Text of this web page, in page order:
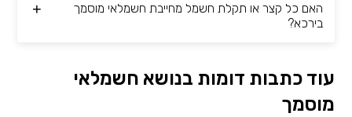
האם כל קצר או תקלת חשמל מחייבת חשמלאי מוסמך
בירכא?
עוד כתבות דומות בנושא חשמלאי
מוסמך